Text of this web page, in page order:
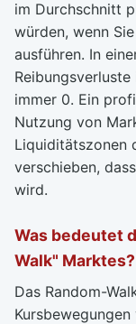
im Durchschnitt
würden, wenn
ausführen. In
immer 0. Ein
Nutzung von
Liquiditätszonen
verschieben,
wird.
Was bedeutet
Walk" Marktes?
Das Random-